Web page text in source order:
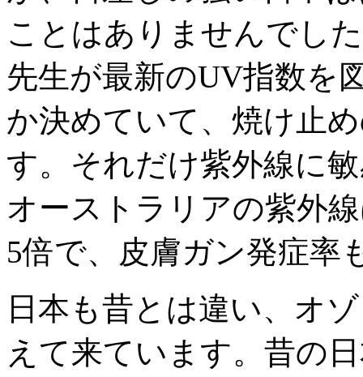
ことはありませんでし
先生が最新のUV指数を
か決めていて、焼け止
す。それだけ紫外線に
オーストラリアの紫外
5倍で、皮膚ガン発症率
日本も昔とは違い、オ
えて来ています。昔の